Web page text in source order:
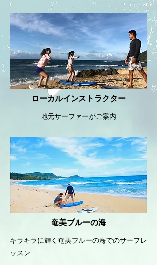
ローカルインストラクター
地元サーファーがご案内
奄美ブルーの海
キラキラに輝く奄美ブルーの海でのサーフレ
ッスン